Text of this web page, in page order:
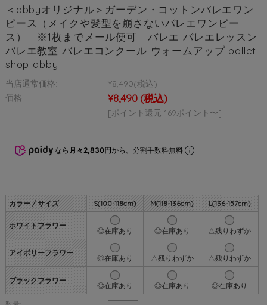
＜abbyオリジナル＞ガーデン・コットンバレエワン
ピース（メイクや髪型を崩さないバレエワンピー
ス） ※1枚までメール便可 バレエ バレエレッスン
バレエ教室 バレエコンクール ウォームアップ ballet
shop abby
当店通常価格: ¥8,490(税込)
価格:
¥8,490 (税込)
[ポイント還元 169ポイント〜]
なら 月々2,830円から。分割手数料無料
カラー / サイズ S(100-118cm) M(118-136cm) L(136-157cm)
ホワイトフラワー
◎在庫あり ◎在庫あり △残りわずか
アイボリーフラワー
◎在庫あり △残りわずか △残りわずか
ブラックフラワー
◎在庫あり ◎在庫あり ◎在庫あり